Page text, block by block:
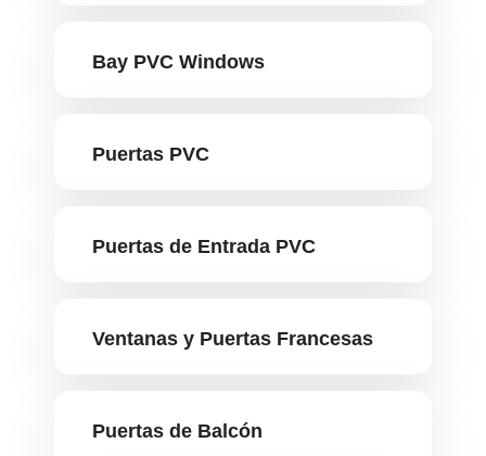
Bay PVC Windows
Puertas PVC
Puertas de Entrada PVC
Ventanas y Puertas Francesas
Puertas de Balcón